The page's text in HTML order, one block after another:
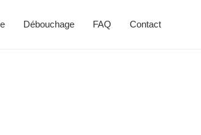
Débouchage FAQ Contact